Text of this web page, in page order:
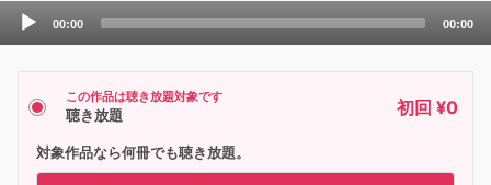
Audio
00:00 00:00
この作品は聴き放題対象です
聴き放題 初回 ¥0
対象作品なら何冊でも聴き放題。